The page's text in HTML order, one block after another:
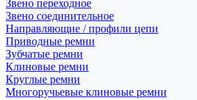
Звено переходное
Звено соединительное
Направляющие / профили цепи
Приводные ремни
Зубчатые ремни
Клиновые ремни
Круглые ремни
Многоручьевые клиновые ремни